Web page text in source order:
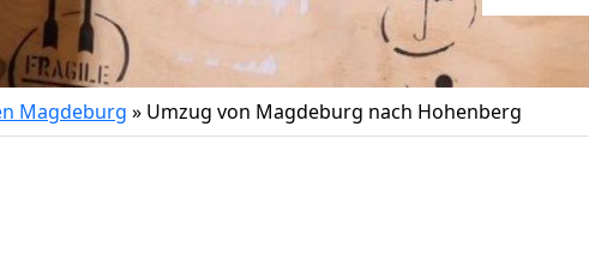
Magdeburg » Umzug von Magdeburg nach Hohenberg